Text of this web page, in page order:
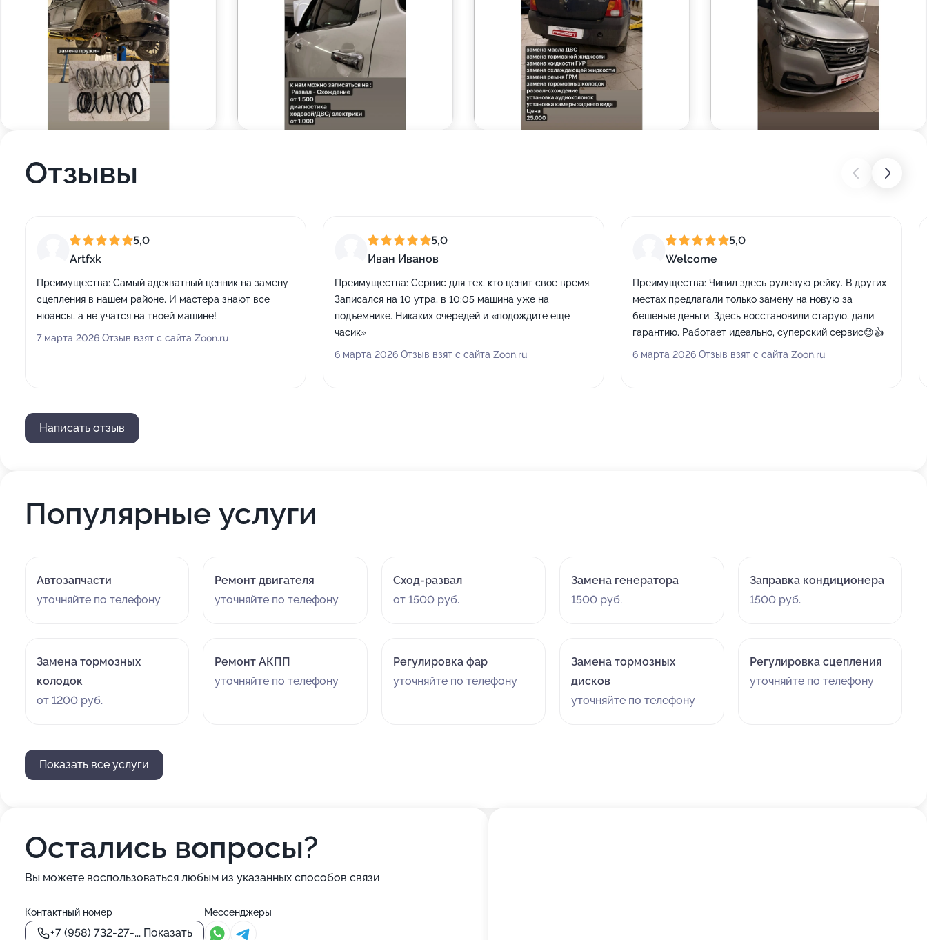
Отзывы
5,0
Artfxk
Преимущества: Самый адекватный ценник на замену
сцепления в нашем районе. И мастера знают все
нюансы, а не учатся на твоей машине!
7 марта 2026 Отзыв взят с сайта Zoon.ru
5,0
Иван Иванов
Преимущества: Сервис для тех, кто ценит свое время.
Записался на 10 утра, в 10:05 машина уже на
подъемнике. Никаких очередей и «подождите еще
часик»
6 марта 2026 Отзыв взят с сайта Zoon.ru
5,0
Welcome
Преимущества: Чинил здесь рулевую рейку. В других
местах предлагали только замену на новую за
бешеные деньги. Здесь восстановили старую, дали
гарантию. Работает идеально, суперский сервис😊👍
6 марта 2026 Отзыв взят с сайта Zoon.ru
Написать отзыв
Популярные услуги
Автозапчасти
уточняйте по телефону
Ремонт двигателя
уточняйте по телефону
Сход-развал
от 1500 руб.
Замена генератора
1500 руб.
Заправка кондиционера
1500 руб.
Замена тормозных
колодок
от 1200 руб.
Ремонт АКПП
уточняйте по телефону
Регулировка фар
уточняйте по телефону
Замена тормозных
дисков
уточняйте по телефону
Регулировка сцепления
уточняйте по телефону
Показать все услуги
Остались вопросы?
Вы можете воспользоваться любым из указанных способов связи
Контактный номер
+7 (958) 732-27-... Показать
Мессенджеры